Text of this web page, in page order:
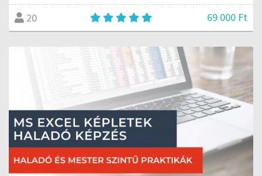
20 69 000 Ft